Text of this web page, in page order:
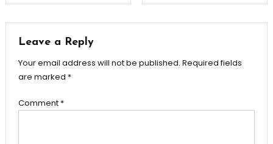
Leave a Reply
Your email address will not be published. Required fields
are marked *
Comment *